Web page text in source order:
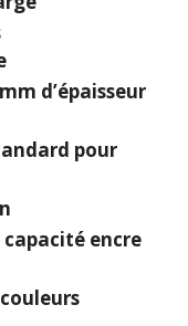
d’épaisseur
pour
encre